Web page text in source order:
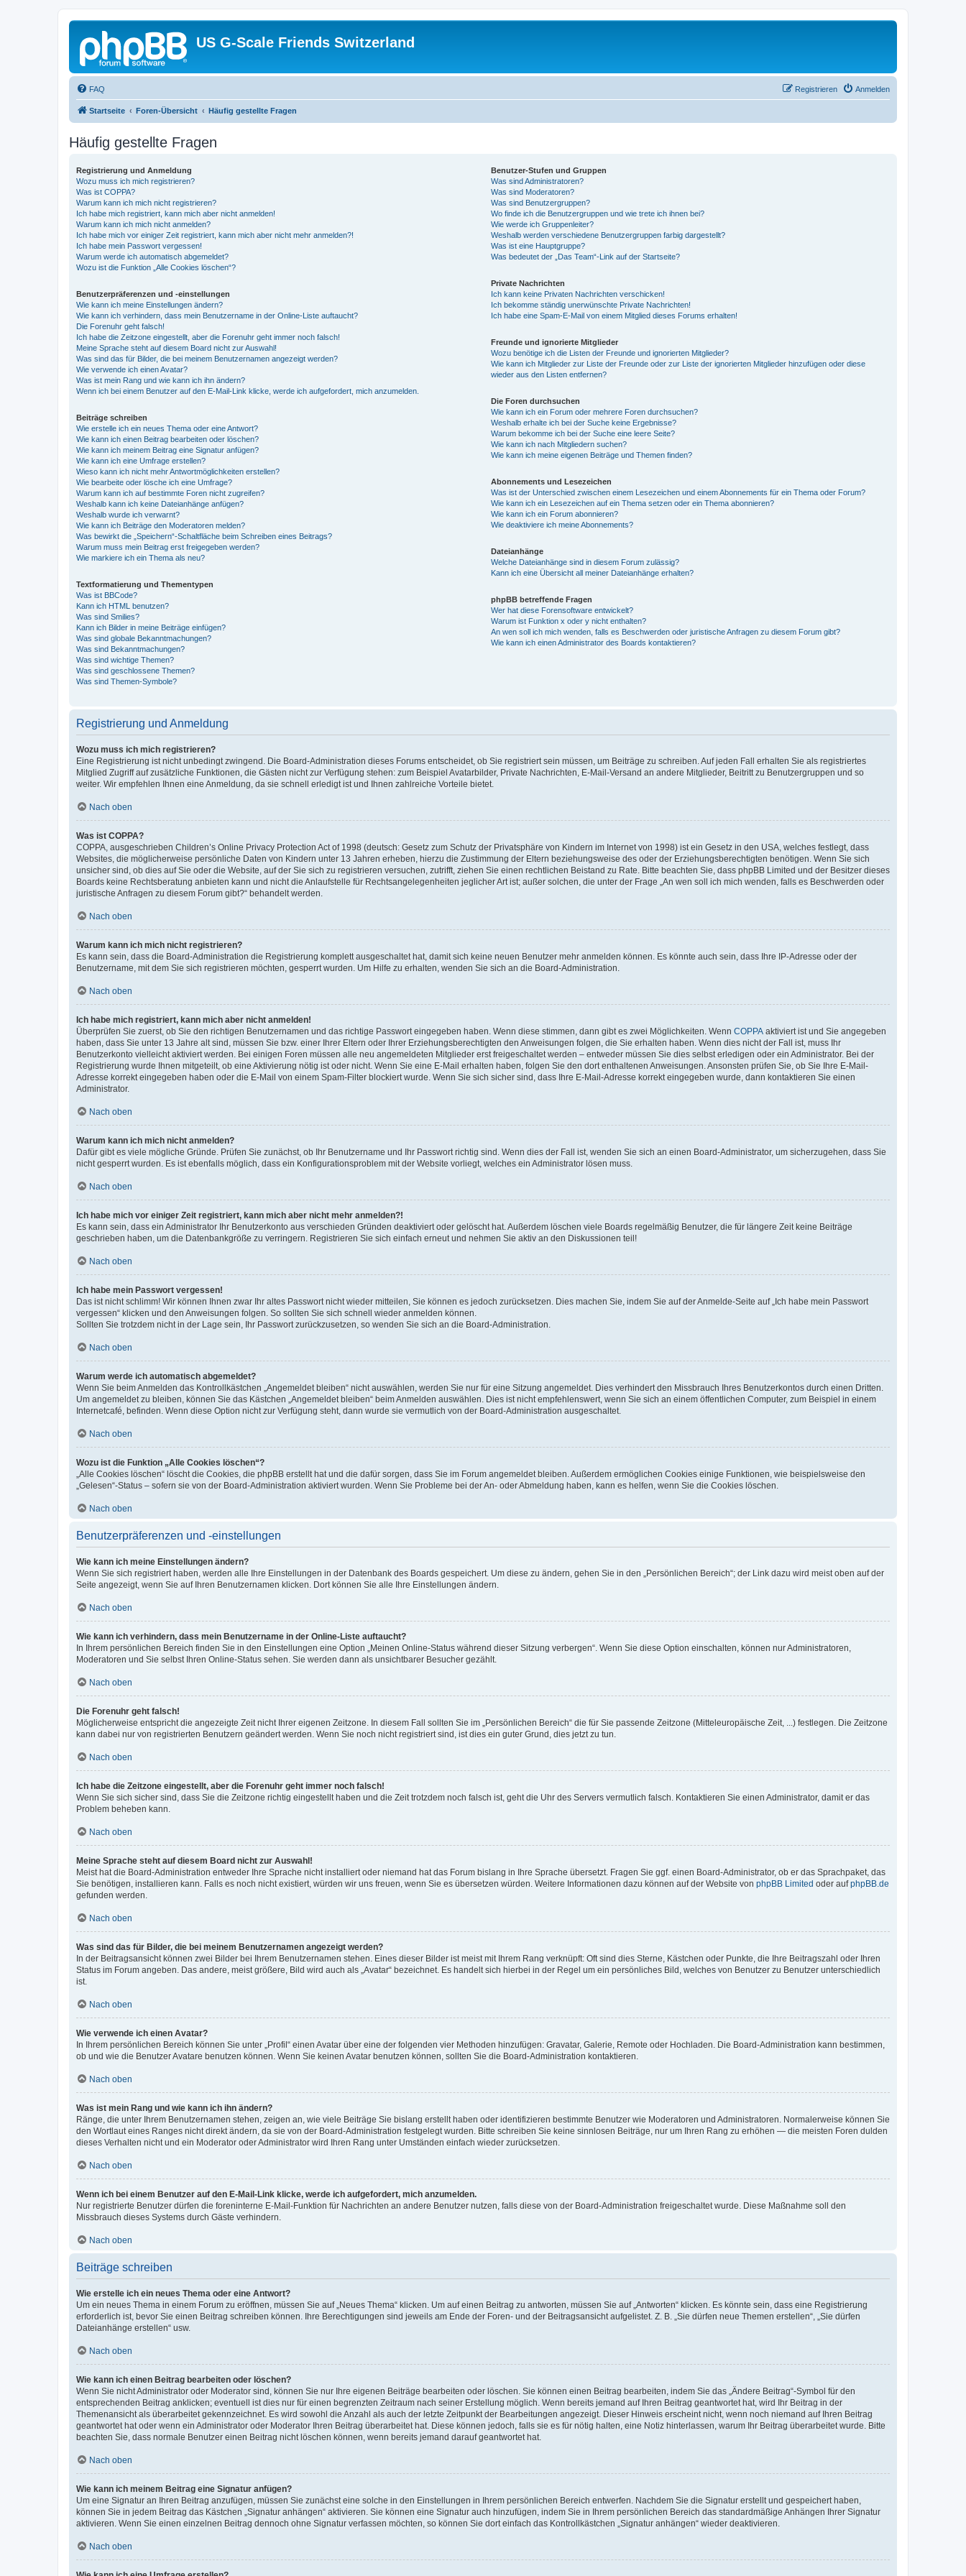
US G-Scale Friends Switzerland
FAQ Anmelden
Registrieren
Startseite Foren-Übersicht Häufig gestellte Fragen
Häufig gestellte Fragen
Registrierung und Anmeldung
Wozu muss ich mich registrieren?
Was ist COPPA?
Warum kann ich mich nicht registrieren?
Ich habe mich registriert, kann mich aber nicht anmelden!
Warum kann ich mich nicht anmelden?
Ich habe mich vor einiger Zeit registriert, kann mich aber nicht mehr anmelden?!
Ich habe mein Passwort vergessen!
Warum werde ich automatisch abgemeldet?
Wozu ist die Funktion „Alle Cookies löschen“?
Benutzerpräferenzen und -einstellungen
Wie kann ich meine Einstellungen ändern?
Wie kann ich verhindern, dass mein Benutzername in der Online-Liste auftaucht?
Die Forenuhr geht falsch!
Ich habe die Zeitzone eingestellt, aber die Forenuhr geht immer noch falsch!
Meine Sprache steht auf diesem Board nicht zur Auswahl!
Was sind das für Bilder, die bei meinem Benutzernamen angezeigt werden?
Wie verwende ich einen Avatar?
Was ist mein Rang und wie kann ich ihn ändern?
Wenn ich bei einem Benutzer auf den E-Mail-Link klicke, werde ich aufgefordert, mich anzumelden.
Beiträge schreiben
Wie erstelle ich ein neues Thema oder eine Antwort?
Wie kann ich einen Beitrag bearbeiten oder löschen?
Wie kann ich meinem Beitrag eine Signatur anfügen?
Wie kann ich eine Umfrage erstellen?
Wieso kann ich nicht mehr Antwortmöglichkeiten erstellen?
Wie bearbeite oder lösche ich eine Umfrage?
Warum kann ich auf bestimmte Foren nicht zugreifen?
Weshalb kann ich keine Dateianhänge anfügen?
Weshalb wurde ich verwarnt?
Wie kann ich Beiträge den Moderatoren melden?
Was bewirkt die „Speichern“-Schaltfläche beim Schreiben eines Beitrags?
Warum muss mein Beitrag erst freigegeben werden?
Wie markiere ich ein Thema als neu?
Textformatierung und Thementypen
Was ist BBCode?
Kann ich HTML benutzen?
Was sind Smilies?
Kann ich Bilder in meine Beiträge einfügen?
Was sind globale Bekanntmachungen?
Was sind Bekanntmachungen?
Was sind wichtige Themen?
Was sind geschlossene Themen?
Was sind Themen-Symbole?
Benutzer-Stufen und Gruppen
Was sind Administratoren?
Was sind Moderatoren?
Was sind Benutzergruppen?
Wo finde ich die Benutzergruppen und wie trete ich ihnen bei?
Wie werde ich Gruppenleiter?
Weshalb werden verschiedene Benutzergruppen farbig dargestellt?
Was ist eine Hauptgruppe?
Was bedeutet der „Das Team“-Link auf der Startseite?
Private Nachrichten
Ich kann keine Privaten Nachrichten verschicken!
Ich bekomme ständig unerwünschte Private Nachrichten!
Ich habe eine Spam-E-Mail von einem Mitglied dieses Forums erhalten!
Freunde und ignorierte Mitglieder
Wozu benötige ich die Listen der Freunde und ignorierten Mitglieder?
Wie kann ich Mitglieder zur Liste der Freunde oder zur Liste der ignorierten Mitglieder hinzufügen oder diese
wieder aus den Listen entfernen?
Die Foren durchsuchen
Wie kann ich ein Forum oder mehrere Foren durchsuchen?
Weshalb erhalte ich bei der Suche keine Ergebnisse?
Warum bekomme ich bei der Suche eine leere Seite?
Wie kann ich nach Mitgliedern suchen?
Wie kann ich meine eigenen Beiträge und Themen finden?
Abonnements und Lesezeichen
Was ist der Unterschied zwischen einem Lesezeichen und einem Abonnements für ein Thema oder Forum?
Wie kann ich ein Lesezeichen auf ein Thema setzen oder ein Thema abonnieren?
Wie kann ich ein Forum abonnieren?
Wie deaktiviere ich meine Abonnements?
Dateianhänge
Welche Dateianhänge sind in diesem Forum zulässig?
Kann ich eine Übersicht all meiner Dateianhänge erhalten?
phpBB betreffende Fragen
Wer hat diese Forensoftware entwickelt?
Warum ist Funktion x oder y nicht enthalten?
An wen soll ich mich wenden, falls es Beschwerden oder juristische Anfragen zu diesem Forum gibt?
Wie kann ich einen Administrator des Boards kontaktieren?
Registrierung und Anmeldung
Wozu muss ich mich registrieren?
Eine Registrierung ist nicht unbedingt zwingend. Die Board-Administration dieses Forums entscheidet, ob Sie registriert sein müssen, um Beiträge zu schreiben. Auf jeden Fall erhalten Sie als registriertes
Mitglied Zugriff auf zusätzliche Funktionen, die Gästen nicht zur Verfügung stehen: zum Beispiel Avatarbilder, Private Nachrichten, E-Mail-Versand an andere Mitglieder, Beitritt zu Benutzergruppen und so
weiter. Wir empfehlen Ihnen eine Anmeldung, da sie schnell erledigt ist und Ihnen zahlreiche Vorteile bietet.
Nach oben
Was ist COPPA?
COPPA, ausgeschrieben Children’s Online Privacy Protection Act of 1998 (deutsch: Gesetz zum Schutz der Privatsphäre von Kindern im Internet von 1998) ist ein Gesetz in den USA, welches festlegt, dass
Websites, die möglicherweise persönliche Daten von Kindern unter 13 Jahren erheben, hierzu die Zustimmung der Eltern beziehungsweise des oder der Erziehungsberechtigten benötigen. Wenn Sie sich
unsicher sind, ob dies auf Sie oder die Website, auf der Sie sich zu registrieren versuchen, zutrifft, ziehen Sie einen rechtlichen Beistand zu Rate. Bitte beachten Sie, dass phpBB Limited und der Besitzer dieses
Boards keine Rechtsberatung anbieten kann und nicht die Anlaufstelle für Rechtsangelegenheiten jeglicher Art ist; außer solchen, die unter der Frage „An wen soll ich mich wenden, falls es Beschwerden oder
juristische Anfragen zu diesem Forum gibt?“ behandelt werden.
Nach oben
Warum kann ich mich nicht registrieren?
Es kann sein, dass die Board-Administration die Registrierung komplett ausgeschaltet hat, damit sich keine neuen Benutzer mehr anmelden können. Es könnte auch sein, dass Ihre IP-Adresse oder der
Benutzername, mit dem Sie sich registrieren möchten, gesperrt wurden. Um Hilfe zu erhalten, wenden Sie sich an die Board-Administration.
Nach oben
Ich habe mich registriert, kann mich aber nicht anmelden!
Überprüfen Sie zuerst, ob Sie den richtigen Benutzernamen und das richtige Passwort eingegeben haben. Wenn diese stimmen, dann gibt es zwei Möglichkeiten. Wenn COPPA aktiviert ist und Sie angegeben
haben, dass Sie unter 13 Jahre alt sind, müssen Sie bzw. einer Ihrer Eltern oder Ihrer Erziehungsberechtigten den Anweisungen folgen, die Sie erhalten haben. Wenn dies nicht der Fall ist, muss Ihr
Benutzerkonto vielleicht aktiviert werden. Bei einigen Foren müssen alle neu angemeldeten Mitglieder erst freigeschaltet werden – entweder müssen Sie dies selbst erledigen oder ein Administrator. Bei der
Registrierung wurde Ihnen mitgeteilt, ob eine Aktivierung nötig ist oder nicht. Wenn Sie eine E-Mail erhalten haben, folgen Sie den dort enthaltenen Anweisungen. Ansonsten prüfen Sie, ob Sie Ihre E-Mail-
Adresse korrekt eingegeben haben oder die E-Mail von einem Spam-Filter blockiert wurde. Wenn Sie sich sicher sind, dass Ihre E-Mail-Adresse korrekt eingegeben wurde, dann kontaktieren Sie einen
Administrator.
Nach oben
Warum kann ich mich nicht anmelden?
Dafür gibt es viele mögliche Gründe. Prüfen Sie zunächst, ob Ihr Benutzername und Ihr Passwort richtig sind. Wenn dies der Fall ist, wenden Sie sich an einen Board-Administrator, um sicherzugehen, dass Sie
nicht gesperrt wurden. Es ist ebenfalls möglich, dass ein Konfigurationsproblem mit der Website vorliegt, welches ein Administrator lösen muss.
Nach oben
Ich habe mich vor einiger Zeit registriert, kann mich aber nicht mehr anmelden?!
Es kann sein, dass ein Administrator Ihr Benutzerkonto aus verschieden Gründen deaktiviert oder gelöscht hat. Außerdem löschen viele Boards regelmäßig Benutzer, die für längere Zeit keine Beiträge
geschrieben haben, um die Datenbankgröße zu verringern. Registrieren Sie sich einfach erneut und nehmen Sie aktiv an den Diskussionen teil!
Nach oben
Ich habe mein Passwort vergessen!
Das ist nicht schlimm! Wir können Ihnen zwar Ihr altes Passwort nicht wieder mitteilen, Sie können es jedoch zurücksetzen. Dies machen Sie, indem Sie auf der Anmelde-Seite auf „Ich habe mein Passwort
vergessen“ klicken und den Anweisungen folgen. So sollten Sie sich schnell wieder anmelden können.
Sollten Sie trotzdem nicht in der Lage sein, Ihr Passwort zurückzusetzen, so wenden Sie sich an die Board-Administration.
Nach oben
Warum werde ich automatisch abgemeldet?
Wenn Sie beim Anmelden das Kontrollkästchen „Angemeldet bleiben“ nicht auswählen, werden Sie nur für eine Sitzung angemeldet. Dies verhindert den Missbrauch Ihres Benutzerkontos durch einen Dritten.
Um angemeldet zu bleiben, können Sie das Kästchen „Angemeldet bleiben“ beim Anmelden auswählen. Dies ist nicht empfehlenswert, wenn Sie sich an einem öffentlichen Computer, zum Beispiel in einem
Internetcafé, befinden. Wenn diese Option nicht zur Verfügung steht, dann wurde sie vermutlich von der Board-Administration ausgeschaltet.
Nach oben
Wozu ist die Funktion „Alle Cookies löschen“?
„Alle Cookies löschen“ löscht die Cookies, die phpBB erstellt hat und die dafür sorgen, dass Sie im Forum angemeldet bleiben. Außerdem ermöglichen Cookies einige Funktionen, wie beispielsweise den
„Gelesen“-Status – sofern sie von der Board-Administration aktiviert wurden. Wenn Sie Probleme bei der An- oder Abmeldung haben, kann es helfen, wenn Sie die Cookies löschen.
Nach oben
Benutzerpräferenzen und -einstellungen
Wie kann ich meine Einstellungen ändern?
Wenn Sie sich registriert haben, werden alle Ihre Einstellungen in der Datenbank des Boards gespeichert. Um diese zu ändern, gehen Sie in den „Persönlichen Bereich“; der Link dazu wird meist oben auf der
Seite angezeigt, wenn Sie auf Ihren Benutzernamen klicken. Dort können Sie alle Ihre Einstellungen ändern.
Nach oben
Wie kann ich verhindern, dass mein Benutzername in der Online-Liste auftaucht?
In Ihrem persönlichen Bereich finden Sie in den Einstellungen eine Option „Meinen Online-Status während dieser Sitzung verbergen“. Wenn Sie diese Option einschalten, können nur Administratoren,
Moderatoren und Sie selbst Ihren Online-Status sehen. Sie werden dann als unsichtbarer Besucher gezählt.
Nach oben
Die Forenuhr geht falsch!
Möglicherweise entspricht die angezeigte Zeit nicht Ihrer eigenen Zeitzone. In diesem Fall sollten Sie im „Persönlichen Bereich“ die für Sie passende Zeitzone (Mitteleuropäische Zeit, ...) festlegen. Die Zeitzone
kann dabei nur von registrierten Benutzern geändert werden. Wenn Sie noch nicht registriert sind, ist dies ein guter Grund, dies jetzt zu tun.
Nach oben
Ich habe die Zeitzone eingestellt, aber die Forenuhr geht immer noch falsch!
Wenn Sie sich sicher sind, dass Sie die Zeitzone richtig eingestellt haben und die Zeit trotzdem noch falsch ist, geht die Uhr des Servers vermutlich falsch. Kontaktieren Sie einen Administrator, damit er das
Problem beheben kann.
Nach oben
Meine Sprache steht auf diesem Board nicht zur Auswahl!
Meist hat die Board-Administration entweder Ihre Sprache nicht installiert oder niemand hat das Forum bislang in Ihre Sprache übersetzt. Fragen Sie ggf. einen Board-Administrator, ob er das Sprachpaket, das
Sie benötigen, installieren kann. Falls es noch nicht existiert, würden wir uns freuen, wenn Sie es übersetzen würden. Weitere Informationen dazu können auf der Website von phpBB Limited oder aufphpBB.de
gefunden werden.
Nach oben
Was sind das für Bilder, die bei meinem Benutzernamen angezeigt werden?
In der Beitragsansicht können zwei Bilder bei Ihrem Benutzernamen stehen. Eines dieser Bilder ist meist mit Ihrem Rang verknüpft: Oft sind dies Sterne, Kästchen oder Punkte, die Ihre Beitragszahl oder Ihren
Status im Forum angeben. Das andere, meist größere, Bild wird auch als „Avatar“ bezeichnet. Es handelt sich hierbei in der Regel um ein persönliches Bild, welches von Benutzer zu Benutzer unterschiedlich
ist.
Nach oben
Wie verwende ich einen Avatar?
In Ihrem persönlichen Bereich können Sie unter „Profil“ einen Avatar über eine der folgenden vier Methoden hinzufügen: Gravatar, Galerie, Remote oder Hochladen. Die Board-Administration kann bestimmen,
ob und wie die Benutzer Avatare benutzen können. Wenn Sie keinen Avatar benutzen können, sollten Sie die Board-Administration kontaktieren.
Nach oben
Was ist mein Rang und wie kann ich ihn ändern?
Ränge, die unter Ihrem Benutzernamen stehen, zeigen an, wie viele Beiträge Sie bislang erstellt haben oder identifizieren bestimmte Benutzer wie Moderatoren und Administratoren. Normalerweise können Sie
den Wortlaut eines Ranges nicht direkt ändern, da sie von der Board-Administration festgelegt wurden. Bitte schreiben Sie keine sinnlosen Beiträge, nur um Ihren Rang zu erhöhen — die meisten Foren dulden
dieses Verhalten nicht und ein Moderator oder Administrator wird Ihren Rang unter Umständen einfach wieder zurücksetzen.
Nach oben
Wenn ich bei einem Benutzer auf den E-Mail-Link klicke, werde ich aufgefordert, mich anzumelden.
Nur registrierte Benutzer dürfen die foreninterne E-Mail-Funktion für Nachrichten an andere Benutzer nutzen, falls diese von der Board-Administration freigeschaltet wurde. Diese Maßnahme soll den
Missbrauch dieses Systems durch Gäste verhindern.
Nach oben
Beiträge schreiben
Wie erstelle ich ein neues Thema oder eine Antwort?
Um ein neues Thema in einem Forum zu eröffnen, müssen Sie auf „Neues Thema“ klicken. Um auf einen Beitrag zu antworten, müssen Sie auf „Antworten“ klicken. Es könnte sein, dass eine Registrierung
erforderlich ist, bevor Sie einen Beitrag schreiben können. Ihre Berechtigungen sind jeweils am Ende der Foren- und der Beitragsansicht aufgelistet. Z. B. „Sie dürfen neue Themen erstellen“, „Sie dürfen
Dateianhänge erstellen“ usw.
Nach oben
Wie kann ich einen Beitrag bearbeiten oder löschen?
Wenn Sie nicht Administrator oder Moderator sind, können Sie nur Ihre eigenen Beiträge bearbeiten oder löschen. Sie können einen Beitrag bearbeiten, indem Sie das „Ändere Beitrag“-Symbol für den
entsprechenden Beitrag anklicken; eventuell ist dies nur für einen begrenzten Zeitraum nach seiner Erstellung möglich. Wenn bereits jemand auf Ihren Beitrag geantwortet hat, wird Ihr Beitrag in der
Themenansicht als überarbeitet gekennzeichnet. Es wird sowohl die Anzahl als auch der letzte Zeitpunkt der Bearbeitungen angezeigt. Dieser Hinweis erscheint nicht, wenn noch niemand auf Ihren Beitrag
geantwortet hat oder wenn ein Administrator oder Moderator Ihren Beitrag überarbeitet hat. Diese können jedoch, falls sie es für nötig halten, eine Notiz hinterlassen, warum Ihr Beitrag überarbeitet wurde. Bitte
beachten Sie, dass normale Benutzer einen Beitrag nicht löschen können, wenn bereits jemand darauf geantwortet hat.
Nach oben
Wie kann ich meinem Beitrag eine Signatur anfügen?
Um eine Signatur an Ihren Beitrag anzufügen, müssen Sie zunächst eine solche in den Einstellungen in Ihrem persönlichen Bereich entwerfen. Nachdem Sie die Signatur erstellt und gespeichert haben,
können Sie in jedem Beitrag das Kästchen „Signatur anhängen“ aktivieren. Sie können eine Signatur auch hinzufügen, indem Sie in Ihrem persönlichen Bereich das standardmäßige Anhängen Ihrer Signatur
aktivieren. Wenn Sie einen einzelnen Beitrag dennoch ohne Signatur verfassen möchten, so können Sie dort einfach das Kontrollkästchen „Signatur anhängen“ wieder deaktivieren.
Nach oben